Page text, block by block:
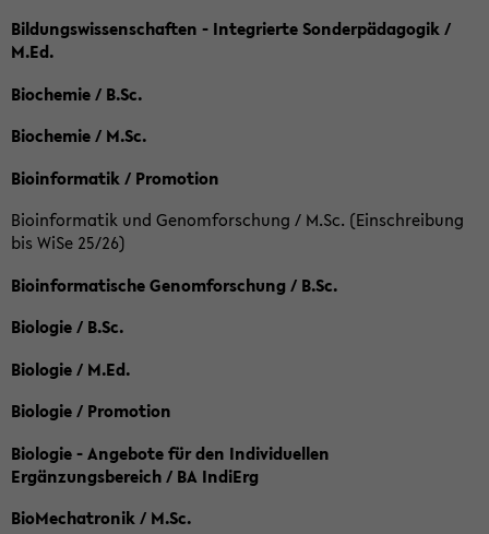
Bildungswissenschaften - Integrierte Sonderpädagogik /
M.Ed.
Biochemie / B.Sc.
Biochemie / M.Sc.
Bioinformatik / Promotion
Bioinformatik und Genomforschung / M.Sc. (Einschreibung
bis WiSe 25/26)
Bioinformatische Genomforschung / B.Sc.
Biologie / B.Sc.
Biologie / M.Ed.
Biologie / Promotion
Biologie - Angebote für den Individuellen
Ergänzungsbereich / BA IndiErg
BioMechatronik / M.Sc.